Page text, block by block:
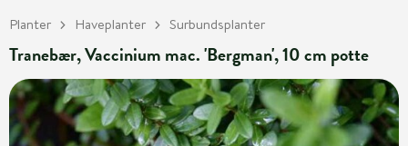
Planter Haveplanter Surbundsplanter
Tranebær, Vaccinium mac. 'Bergman', 10 cm potte